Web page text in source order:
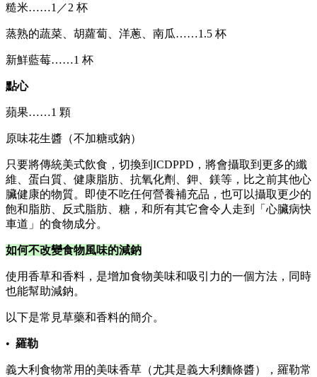
糙米……1／2 杯
蒸熟的蔬菜、胡蘿蔔、洋蔥、南瓜……1.5 杯
新鮮藍莓……1 杯
點心
蘋果……1 顆
原味花生醬（不加糖或鈉）
只要將傳統美式飲食，切換到ICDPPD，將會攝取到更多的纖
維、蛋白質、健康脂肪、抗氧化劑、鉀、鎂等，比之前其他心
臟健康的物質。即使不吃任何營養補充品，也可以攝取更少的
飽和脂肪、反式脂肪、糖，和所有其它會令人走到「心臟病快
車道」的食物成分。
如何不改變食物風味的減鈉
使用香草和香料，是增加食物美味和吸引力的一個方法，同時
也能幫助減鈉。
以下是常見草藥和香料的簡介。
• 羅勒
義大利食物常用的美味香草（尤其是義大利麵條醬），羅勒常